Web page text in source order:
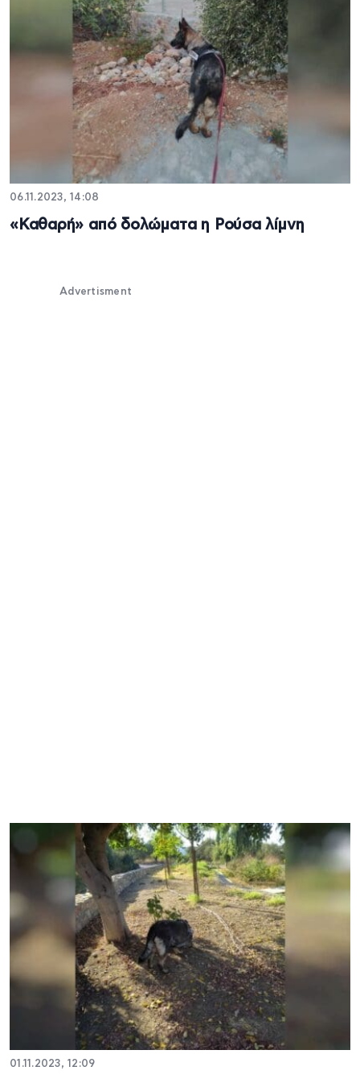
06.11.2023, 14:08
«Καθαρή» από δολώματα η Ρούσα λίμνη
Advertisment
01.11.2023, 12:09